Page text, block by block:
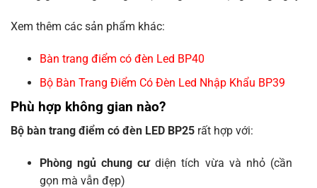
Xem thêm các sản phẩm khác:
Bàn trang điểm có đèn Led BP40
Bộ Bàn Trang Điểm Có Đèn Led Nhập Khẩu BP39
Phù hợp không gian nào?
Bộ bàn trang điểm có đèn LED BP25 rất hợp với:
Phòng ngủ chung cưdiện tích vừa và nhỏ (cần
gọn mà vẫn đẹp)